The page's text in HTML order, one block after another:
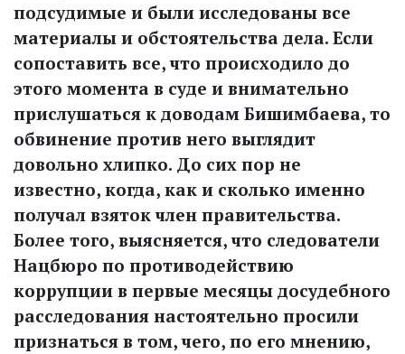
подсудимые и были исследованы все
материалы и обстоятельства дела. Если
сопоставить все, что происходило до
этого момента в суде и внимательно
прислушаться к доводам Бишимбаева, то
обвинение против него выглядит
довольно хлипко. До сих пор не
известно, когда, как и сколько именно
получал взяток член правительства.
Более того, выясняется, что следователи
Нацбюро по противодействию
коррупции в первые месяцы досудебного
расследования настоятельно просили
признаться в том, чего, по его мнению,